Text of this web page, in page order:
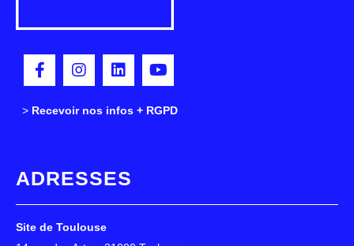
> Recevoir nos infos + RGPD
ADRESSES
Site de Toulouse